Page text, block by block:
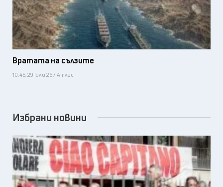
Вратата на сълзите
10:45, 29 юли 26 / Атлас
Избрани новини